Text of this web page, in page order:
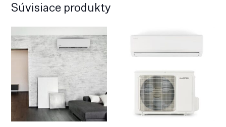
Súvisiace produkty